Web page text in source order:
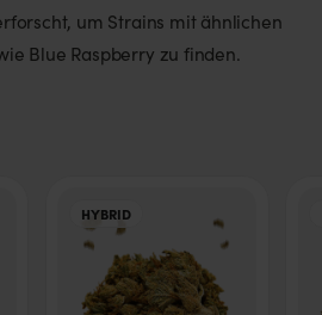
CBG
um Strains mit ähnlichen
Blue Raspberry zu finden.
HYBRID